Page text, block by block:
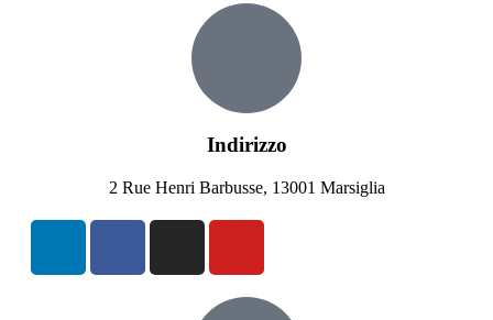
Indirizzo
2 Rue Henri Barbusse, 13001 Marsiglia